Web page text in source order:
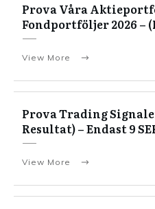
Prova Våra
Fondportföljer 2026 –
View More
Prova Trading
Resultat) – Endast 9
View More